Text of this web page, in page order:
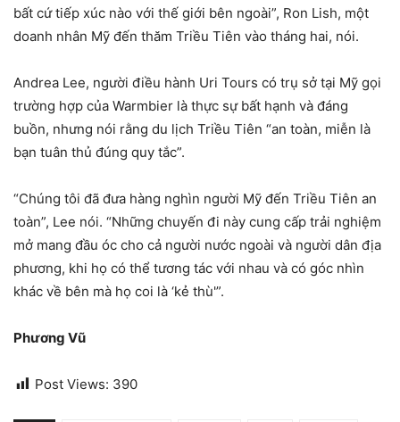
bất cứ tiếp xúc nào với thế giới bên ngoài”, Ron Lish, một
doanh nhân Mỹ đến thăm Triều Tiên vào tháng hai, nói.
Andrea Lee, người điều hành Uri Tours có trụ sở tại Mỹ gọi
trường hợp của Warmbier là thực sự bất hạnh và đáng
buồn, nhưng nói rằng du lịch Triều Tiên “an toàn, miễn là
bạn tuân thủ đúng quy tắc”.
“Chúng tôi đã đưa hàng nghìn người Mỹ đến Triều Tiên an
toàn”, Lee nói. “Những chuyến đi này cung cấp trải nghiệm
mở mang đầu óc cho cả người nước ngoài và người dân địa
phương, khi họ có thể tương tác với nhau và có góc nhìn
khác về bên mà họ coi là ‘kẻ thù'”.
Phương Vũ
Post Views: 390